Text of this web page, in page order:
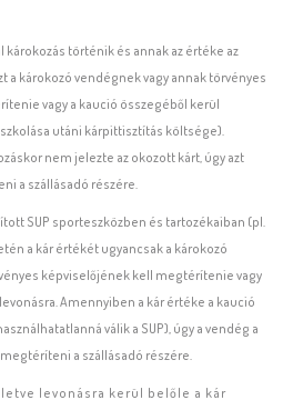
történik és annak az értéke az
a károkozó vendégnek vagy annak törvényes
vagy a kaució összegéből kerül
utáni kárpittisztítás költsége).
nem jelezte az okozott kárt, úgy azt
a szállásadó részére.
SUP sporteszközben és tartozékaiban (pl.
a kár értékét ugyancsak a károkozó
képviselőjének kell megtérítenie vagy
Amennyiben a kár értéke a kaució
válik a SUP), úgy a vendég a
a szállásadó részére.
levonásra kerül belőle a kár